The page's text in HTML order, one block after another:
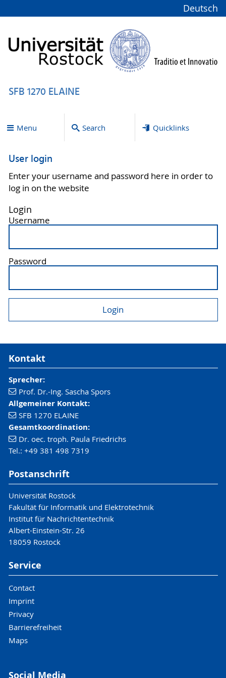
Deutsch
SFB 1270 ELAINE
Menu Search Quicklinks
User login
Enter your username and password here in order to
log in on the website
Login
Username
Password
Kontakt
Sprecher:
Prof. Dr.-Ing. Sascha Spors
Allgemeiner Kontakt:
SFB 1270 ELAINE
Gesamtkoordination:
Dr. oec. troph. Paula Friedrichs
Tel.: +49 381 498 7319
Postanschrift
Universität Rostock
Fakultät für Informatik und Elektrotechnik
Institut für Nachrichtentechnik
Albert-Einstein-Str. 26
18059 Rostock
Service
Contact
Imprint
Privacy
Barrierefreiheit
Maps
Social Media